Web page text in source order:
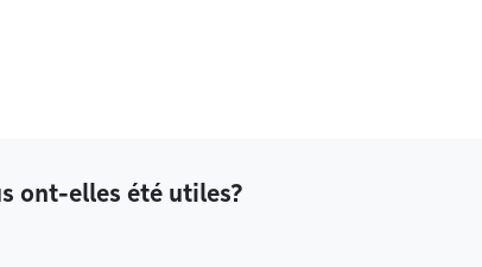
ont-elles été utiles?